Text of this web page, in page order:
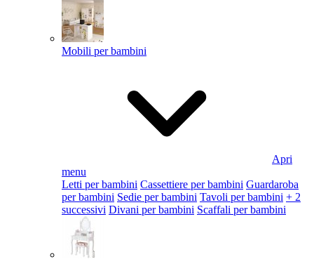
Mobili per bambini
Apri
menu
Letti per bambini Cassettiere per bambini Guardaroba
per bambini Sedie per bambini Tavoli per bambini + 2
successivi Divani per bambini Scaffali per bambini